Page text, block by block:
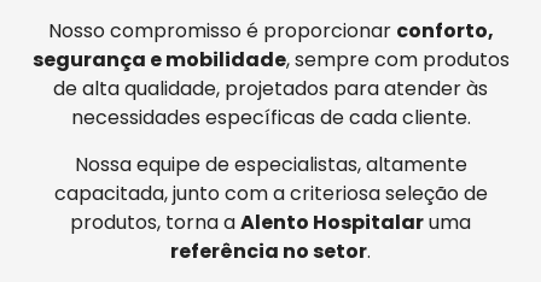
Nosso compromisso é proporcionar conforto,
segurança e mobilidade, sempre com produtos
de alta qualidade, projetados para atender às
necessidades específicas de cada cliente.
Nossa equipe de especialistas, altamente
capacitada, junto com a criteriosa seleção de
produtos, torna aAlento Hospitalaruma
referência no setor.